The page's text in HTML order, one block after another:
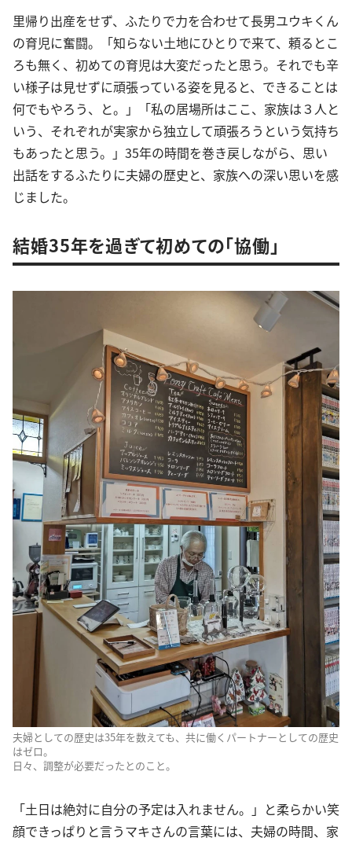
里帰り出産をせず、ふたりで力を合わせて長男ユウキくん
の育児に奮闘。「知らない土地にひとりで来て、頼るとこ
ろも無く、初めての育児は大変だったと思う。それでも辛
い様子は見せずに頑張っている姿を見ると、できることは
何でもやろう、と。」「私の居場所はここ、家族は３人と
いう、それぞれが実家から独立して頑張ろうという気持ち
もあったと思う。」35年の時間を巻き戻しながら、思い
出話をするふたりに夫婦の歴史と、家族への深い思いを感
じました。
結婚35年を過ぎて初めての「協働」
夫婦としての歴史は35年を数えても、共に働くパートナーとしての歴史
はゼロ。
日々、調整が必要だったとのこと。
「土日は絶対に自分の予定は入れません。」と柔らかい笑
顔できっぱりと言うマキさんの言葉には、夫婦の時間、家